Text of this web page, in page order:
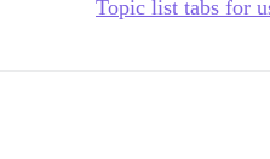
Topic list tabs for